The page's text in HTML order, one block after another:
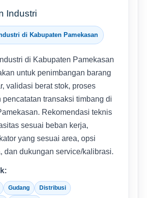
Industri
di Kabupaten Pamekasan
di Kabupaten Pamekasan
untuk penimbangan barang
validasi berat stok, proses
pencatatan transaksi timbang di
Rekomendasi teknis
sesuai beban kerja,
yang sesuai area, opsi
dan dukungan service/kalibrasi.
Gudang Distribusi